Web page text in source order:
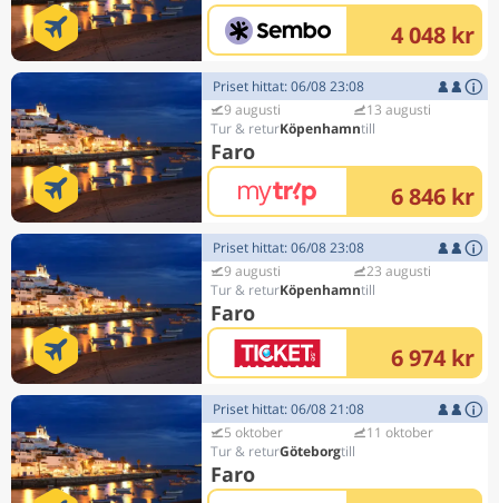
4 048 kr
Priset hittat: 06/08 23:08
9 augusti
Köpenhamn
Faro
13 augusti
6 846 kr
Priset hittat: 06/08 23:08
9 augusti
Köpenhamn
Faro
23 augusti
6 974 kr
Priset hittat: 06/08 21:08
5 oktober
Göteborg
Faro
11 oktober